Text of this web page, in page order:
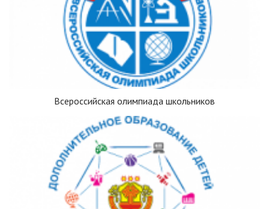
Всероссийская олимпиада школьников